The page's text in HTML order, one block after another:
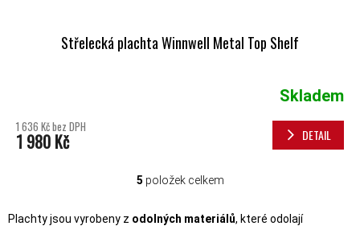
Střelecká plachta Winnwell Metal Top Shelf
Skladem
1 636 Kč bez DPH
1 980 Kč DETAIL
OVLÁDACÍ PRVKY VÝPISU
5 položek celkem
Plachty jsou vyrobeny z odolných materiálů, které odolají